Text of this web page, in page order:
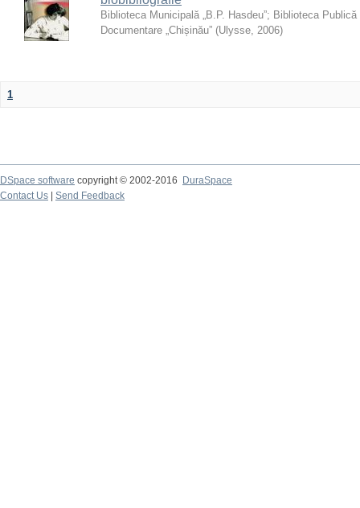
Biblioteca Municipală „B.P. Hasdeu”; Biblioteca Publică
Documentare „Chișinău” (Ulysse, 2006)
1
DSpace software copyright © 2002-2016
DuraSpace
Contact Us
Send Feedback